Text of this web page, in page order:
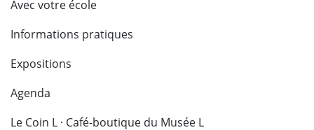
Avec votre école
Informations pratiques
Expositions
Agenda
Le Coin L · Café-boutique du Musée L